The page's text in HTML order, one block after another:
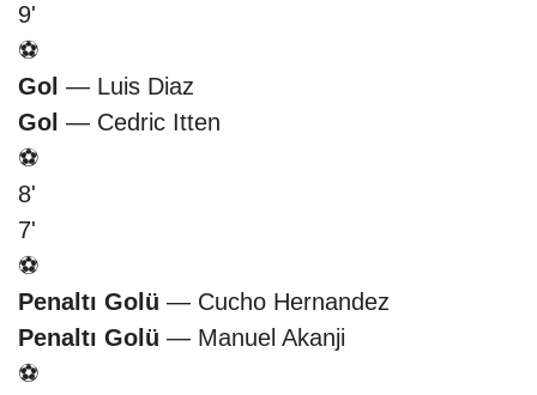
9'
⚽
Gol — Luis Diaz
Gol — Cedric Itten
⚽
8'
7'
⚽
Penaltı Golü — Cucho Hernandez
Penaltı Golü — Manuel Akanji
⚽